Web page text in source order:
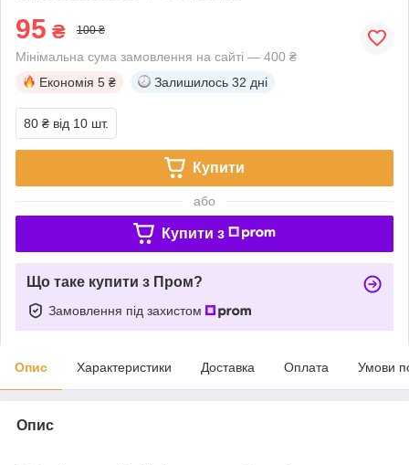
95 ₴ 100 ₴
Мінімальна сума замовлення на сайті — 400 ₴
Економія 5 ₴ Залишилось 32 дні
80 ₴ від 10 шт.
Купити
або
Купити з
Що таке купити з Пром?
Замовлення під захистом
Опис Характеристики Доставка Оплата Умови
Опис